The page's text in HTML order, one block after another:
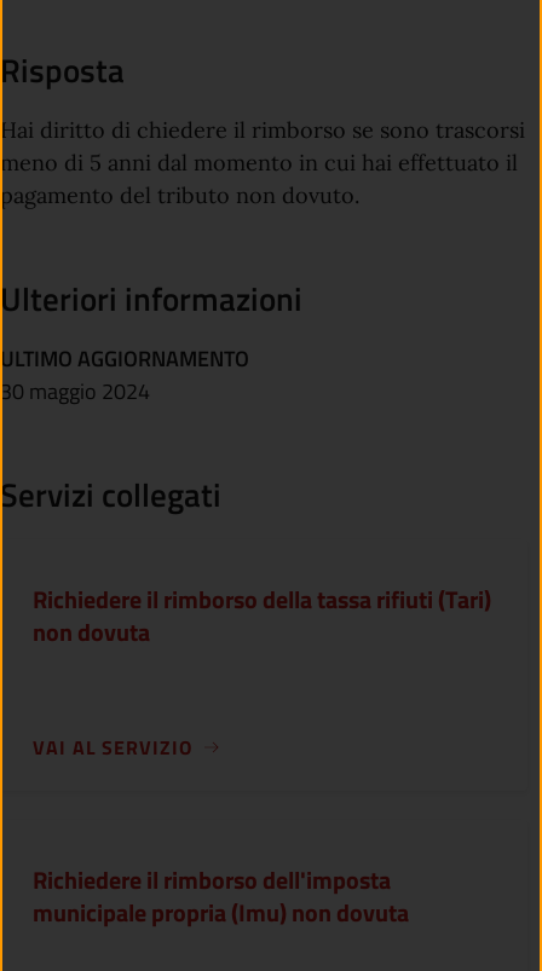
Risposta
Hai diritto di chiedere il rimborso se sono trascorsi
meno di 5 anni dal momento in cui hai effettuato il
pagamento del tributo non dovuto.
Ulteriori informazioni
ULTIMO AGGIORNAMENTO
30 maggio 2024
Servizi collegati
Richiedere il rimborso della tassa rifiuti (Tari)
non dovuta
VAI AL SERVIZIO
Richiedere il rimborso dell'imposta
municipale propria (Imu) non dovuta